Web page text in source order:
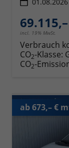
incl. 19% MwSt.
Verbrauch
CO2-Klasse:
CO2-
ab 673,– €